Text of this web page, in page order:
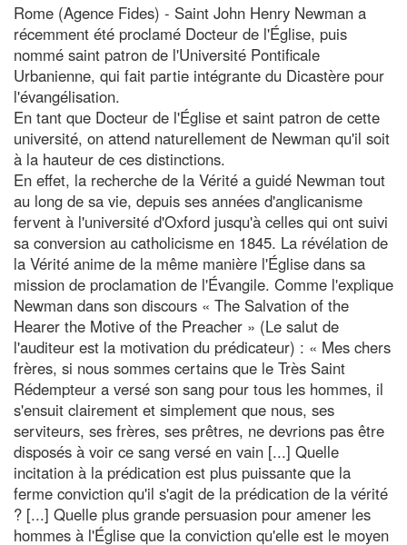
Rome (Agence Fides) - Saint John Henry Newman a
récemment été proclamé Docteur de l'Église, puis
nommé saint patron de l'Université Pontificale
Urbanienne, qui fait partie intégrante du Dicastère pour
l'évangélisation.
En tant que Docteur de l'Église et saint patron de cette
université, on attend naturellement de Newman qu'il soit
à la hauteur de ces distinctions.
En effet, la recherche de la Vérité a guidé Newman tout
au long de sa vie, depuis ses années d'anglicanisme
fervent à l'université d'Oxford jusqu'à celles qui ont suivi
sa conversion au catholicisme en 1845. La révélation de
la Vérité anime de la même manière l'Église dans sa
mission de proclamation de l'Évangile. Comme l'explique
Newman dans son discours « The Salvation of the
Hearer the Motive of the Preacher » (Le salut de
l'auditeur est la motivation du prédicateur) : « Mes chers
frères, si nous sommes certains que le Très Saint
Rédempteur a versé son sang pour tous les hommes, il
s'ensuit clairement et simplement que nous, ses
serviteurs, ses frères, ses prêtres, ne devrions pas être
disposés à voir ce sang versé en vain [...] Quelle
incitation à la prédication est plus puissante que la
ferme conviction qu'il s'agit de la prédication de la vérité
? [...] Quelle plus grande persuasion pour amener les
hommes à l'Église que la conviction qu'elle est le moyen